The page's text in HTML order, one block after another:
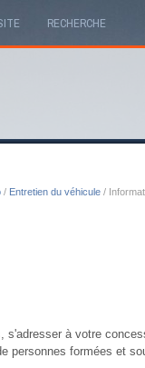
RECHERCHE
/ Entretien du véhicule/
à votre
personnes formées et